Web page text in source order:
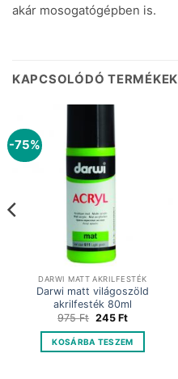
akár mosogatógépben is.
KAPCSOLÓDÓ TERMÉKEK
-75%
DARWI MATT AKRILFESTÉK
Darwi matt világoszöld
akrilfesték 80ml
975Ft Original
was:
975 Ft.
245 FtCurrent
is:
245 Ft.
KOSÁRBA TESZEM